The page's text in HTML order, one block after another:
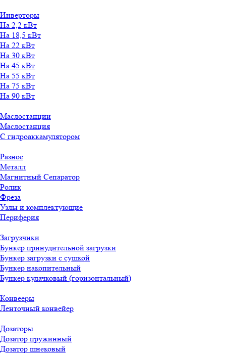
Инверторы
На 2,2 кВт
На 18,5 кВт
На 22 кВт
На 30 кВт
На 45 кВт
На 55 кВт
На 75 кВт
На 90 кВт
Маслостанции
Маслостанция
С гидроаккамулятором
Разное
Металл
Магнитный Сепаратор
Ролик
Фреза
Узлы и комплектующие
Периферия
Загрузчики
Бункер принудительной загрузки
Бункер загрузки с сушкой
Бункер накопительный
Бункер кулачковый (горизонтальный)
Конвееры
Ленточный конвейер
Дозаторы
Дозатор пружинный
Дозатор шнековый